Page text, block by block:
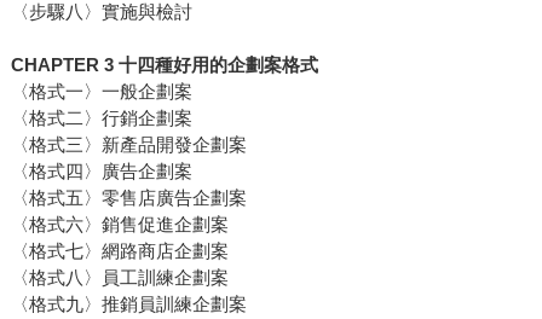
〈步驟八〉實施與檢討
CHAPTER 3 十四種好用的企劃案格式
〈格式一〉一般企劃案
〈格式二〉行銷企劃案
〈格式三〉新產品開發企劃案
〈格式四〉廣告企劃案
〈格式五〉零售店廣告企劃案
〈格式六〉銷售促進企劃案
〈格式七〉網路商店企劃案
〈格式八〉員工訓練企劃案
〈格式九〉推銷員訓練企劃案